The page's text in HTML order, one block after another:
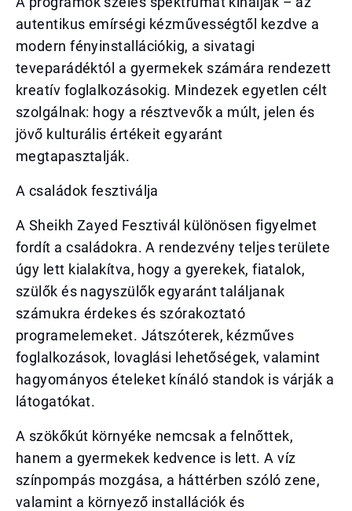
autentikus emírségi kézművességtől kezdve a
modern fényinstallációkig, a sivatagi
teveparádéktól a gyermekek számára rendezett
kreatív foglalkozásokig. Mindezek egyetlen célt
szolgálnak: hogy a résztvevők a múlt, jelen és
jövő kulturális értékeit egyaránt
megtapasztalják.
A családok fesztiválja
A Sheikh Zayed Fesztivál különösen figyelmet
fordít a családokra. A rendezvény teljes területe
úgy lett kialakítva, hogy a gyerekek, fiatalok,
szülők és nagyszülők egyaránt találjanak
számukra érdekes és szórakoztató
programelemeket. Játszóterek, kézműves
foglalkozások, lovaglási lehetőségek, valamint
hagyományos ételeket kínáló standok is várják a
látogatókat.
A szökőkút környéke nemcsak a felnőttek,
hanem a gyermekek kedvence is lett. A víz
színpompás mozgása, a háttérben szóló zene,
valamint a környező installációk és